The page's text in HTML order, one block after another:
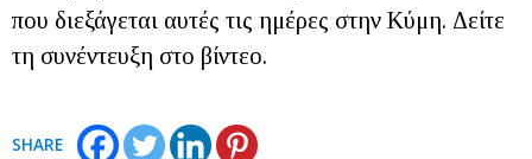
που διεξάγεται αυτές τις ημέρες στην Κύμη. Δείτε
τη συνέντευξη στο βίντεο.
SHARE